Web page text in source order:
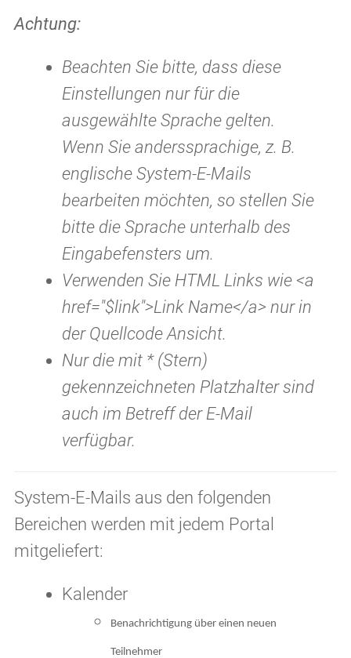
Achtung:
Beachten Sie bitte, dass diese
Einstellungen nur für die
ausgewählte Sprache gelten.
Wenn Sie anderssprachige, z. B.
englische System-E-Mails
bearbeiten möchten, so stellen Sie
bitte die Sprache unterhalb des
Eingabefensters um.
Verwenden Sie HTML Links wie <a
href="$link">Link Name</a> nur in
der Quellcode Ansicht.
Nur die mit * (Stern)
gekennzeichneten Platzhalter sind
auch im Betreff der E-Mail
verfügbar.
System-E-Mails aus den folgenden
Bereichen werden mit jedem Portal
mitgeliefert:
Kalender
Benachrichtigung über einen neuen
Teilnehmer